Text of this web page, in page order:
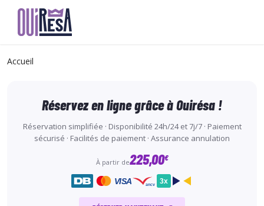
contenu
Accueil
Réservez en ligne grâce à Ouirésa !
Réservation simplifiée · Disponibilité 24h/24 et 7j/7 · Paiement
sécurisé · Facilités de paiement · Assurance annulation
À partir de225,00€
VISA ancv 3x